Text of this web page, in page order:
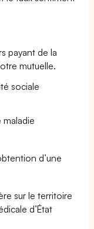
payant de la
mutuelle.
sociale
d’une
sur le territoire
d’État